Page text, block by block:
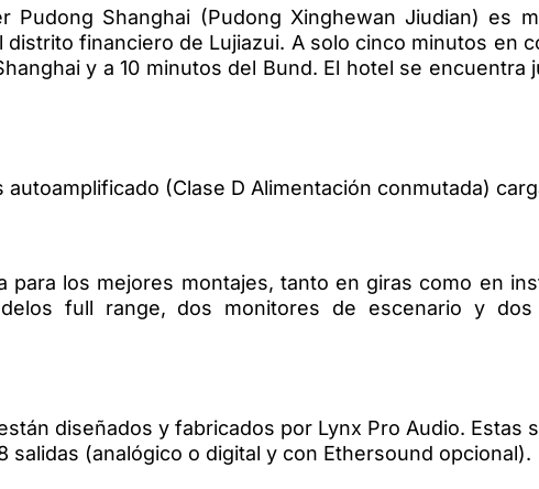
Pudong Shanghai (Pudong Xinghewan Jiudian) es
financiero de Lujiazui. A solo cinco minutos en
y a 10 minutos del Bund. El hotel se encuentra
(Clase D Alimentación conmutada)
para los mejores montajes, tanto en giras como en
full range, dos monitores de escenario y dos
diseñados y fabricados por Lynx Pro Audio. Estas
(analógico o digital y con Ethersound opcional).